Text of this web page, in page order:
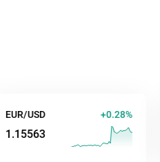
+0.28%